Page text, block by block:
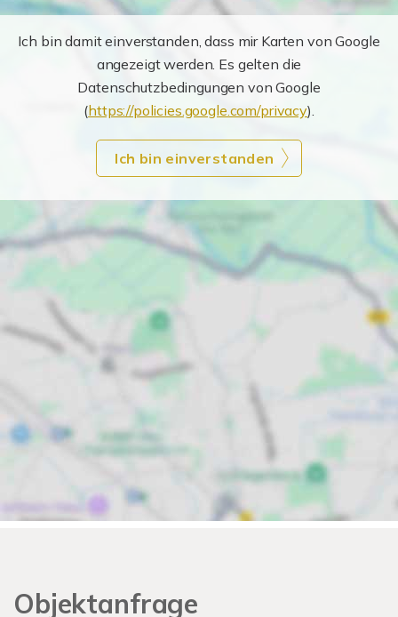
Ich bin damit einverstanden, dass mir Karten von Google
angezeigt werden. Es gelten die
Datenschutzbedingungen von Google
(https://policies.google.com/privacy).
Ich bin einverstanden
Objektanfrage